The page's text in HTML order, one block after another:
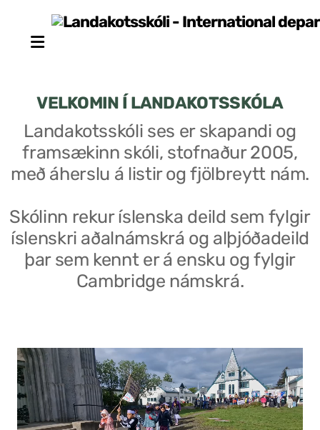
VELKOMIN Í LANDAKOTSSKÓLA
Landakotsskóli ses er skapandi og
framsækinn skóli, stofnaður 2005,
með áherslu á listir og fjölbreytt nám.
Skólinn rekur íslenska deild sem fylgir
íslenskri aðalnámskrá og alþjóðadeild
þar sem kennt er á ensku og fylgir
Cambridge námskrá.
Stjórn sjálfseignarstofnunar
Skólaráð
Fundargerðir skólaráðs
Stjórnendateymi
Skólareglur
Starfsáætlun